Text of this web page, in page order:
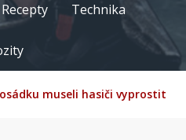
Recepty Technika
museli hasiči vyprostit